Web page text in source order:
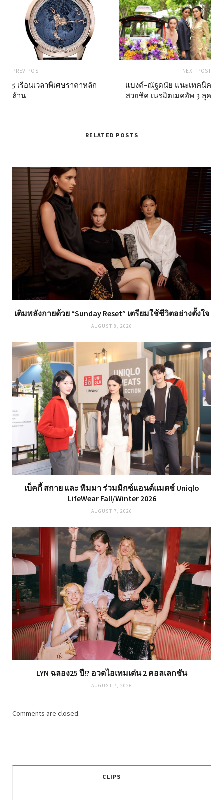
PREV POST
5 เรือนเวลาพิเศษราคาหลัก
ล้าน
NEXT POST
แบงค์-ณัฐดนัย แนะเทคนิค
สวยชิค เนรมิตเมคอัพ 3 ลุค
RELATED POSTS
เติมพลังกายด้วย “Sunday Reset” เตรียมใช้ชีวิตอย่างตั้งใจ
AUGUST 8, 2026
เบ็คกี้ สกาย และ พิมมา ร่วมมิกซ์แอนด์แมตช์ Uniqlo
LifeWear Fall/Winter 2026
AUGUST 7, 2026
LYN ฉลอง25 ปี!? อวดไอเทมเด่น 2 คอลเลกชัน
AUGUST 7, 2026
Comments are closed.
CLIPS